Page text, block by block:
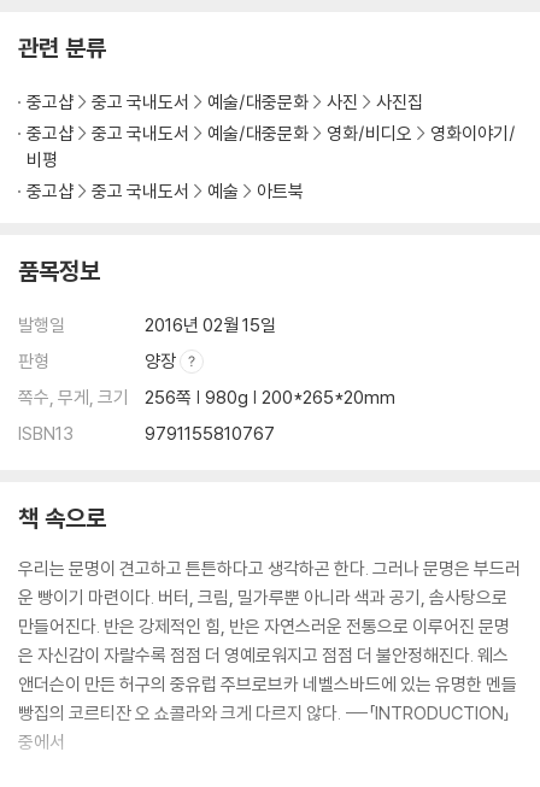
관련 분류
중고샵 중고 국내도서 예술/대중문화 사진
사진집
중고샵
중고 국내도서 예술/대중문화 영화/비디오
영화이야기/
비평
중고샵
중고 국내도서 예술 아트북
품목정보
발행일
2016년 02월 15일
판형
양장
쪽수, 무게, 크기
256쪽 | 980g | 200*265*20mm
ISBN13
9791155810767
책 속으로
우리는 문명이 견고하고 튼튼하다고 생각하곤 한다. 그러나 문명은 부드러
운 빵이기 마련이다. 버터, 크림, 밀가루뿐 아니라 색과 공기, 솜사탕으로
만들어진다. 반은 강제적인 힘, 반은 자연스러운 전통으로 이루어진 문명
은 자신감이 자랄수록 점점 더 영예로워지고 점점 더 불안정해진다. 웨스
앤더슨이 만든 허구의 중유럽 주브로브카 네벨스바드에 있는 유명한 멘들
빵집의 코르티잔 오 쇼콜라와 크게 다르지 않다. ---「INTRODUCTION」
중에서